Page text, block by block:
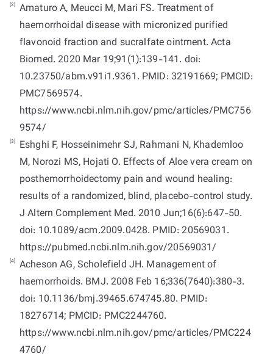
[2] Amaturo A, Meucci M, Mari FS. Treatment of
haemorrhoidal disease with micronized purified
flavonoid fraction and sucralfate ointment. Acta
Biomed. 2020 Mar 19;91(1):139-141. doi:
10.23750/abm.v91i1.9361. PMID: 32191669; PMCID:
PMC7569574.
https://www.ncbi.nlm.nih.gov/pmc/articles/PMC756
9574/
[3]
Eshghi F, Hosseinimehr SJ, Rahmani N, Khademloo
M, Norozi MS, Hojati O. Effects of Aloe vera cream on
posthemorrhoidectomy pain and wound healing:
results of a randomized, blind, placebo-control study.
J Altern Complement Med. 2010 Jun;16(6):647-50.
doi: 10.1089/acm.2009.0428. PMID: 20569031.
https://pubmed.ncbi.nlm.nih.gov/20569031/
[4] Acheson AG, Scholefield JH. Management of
haemorrhoids. BMJ. 2008 Feb 16;336(7640):380-3.
doi: 10.1136/bmj.39465.674745.80. PMID:
18276714; PMCID: PMC2244760.
https://www.ncbi.nlm.nih.gov/pmc/articles/PMC224
4760/